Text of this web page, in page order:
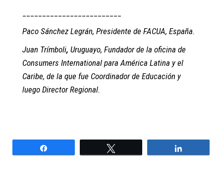
Paco Sánchez Legrán, Presidente de FACUA, España.
Juan Trímboli, Uruguayo, Fundador de la oficina de
Consumers International para América Latina y el
Caribe, de la que fue Coordinador de Educación y
luego Director Regional.